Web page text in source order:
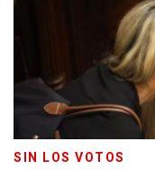
SIN LOS VOTOS